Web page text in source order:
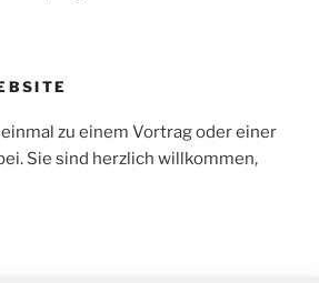
zu einem Vortrag oder einer
Sie sind herzlich willkommen,